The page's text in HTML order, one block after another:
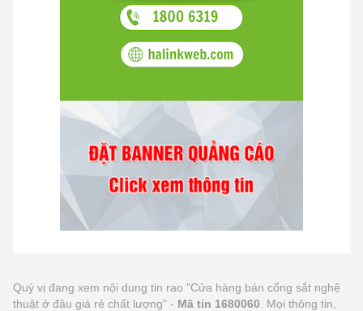
Quý vị đang xem nội dung tin rao "Cửa hàng bán cổng sắt nghệ
thuật ở đâu giá rẻ chất lượng" - Mã tin 1680060 . Mọi thông tin,